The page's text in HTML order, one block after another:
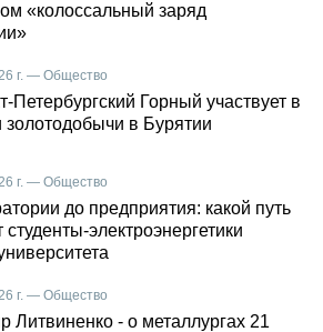
«колоссальный заряд
г. — Общество
Петербургский Горный участвует в
золотодобычи в Бурятии
г. — Общество
до предприятия: какой путь
студенты-электроэнергетики
г. — Общество
Литвиненко - о металлургах 21